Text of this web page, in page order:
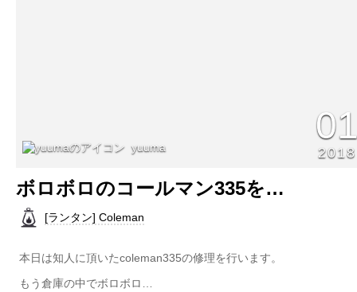
yuuma 2018
ボロボロのコールマン335を…
[ランタン] Coleman
本日は知人に頂いたcoleman335の修理を行います。
もう倉庫の中でボロボロ…